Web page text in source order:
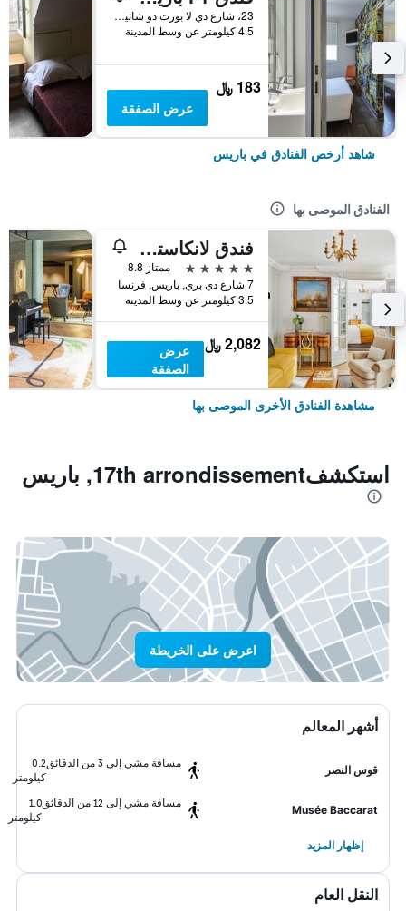
23، شارع دي لا بورت دو شاتيلون, باريس, فرنسا
4.5 كيلومتر عن وسط المدينة
183 ﷼
عرض الصفقة
شاهد أرخص الفنادق في باريس
الفنادق الموصى بها
فندق لانكاستر باريس شانزليزيه
5 نجوم
ممتاز 8.8
7 شارع دي بري, باريس, فرنسا
3.5 كيلومتر عن وسط المدينة
2,082 ﷼
عرض
الصفقة
مشاهدة الفنادق الأخرى الموصى بها
استكشف17th arrondissement, باريس
اعرض على الخريطة
أشهر المعالم
قوس النصر
مسافة مشي إلى 3 من الدقائق
0.2
كيلومتر
Musée Baccarat
مسافة مشي إلى 12 من الدقائق
1.0
كيلومتر
إظهار المزيد
النقل العام